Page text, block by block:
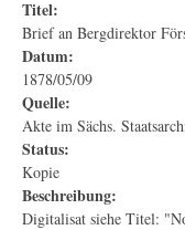
Titel:
Brief an Bergdirektor
Datum:
1878/05/09
Quelle:
Akte im Sächs.
Status:
Kopie
Beschreibung:
Digitalisat siehe Titel: